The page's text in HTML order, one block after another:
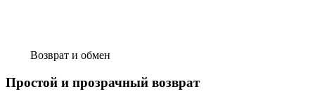
Возврат и обмен
Простой и прозрачный возврат